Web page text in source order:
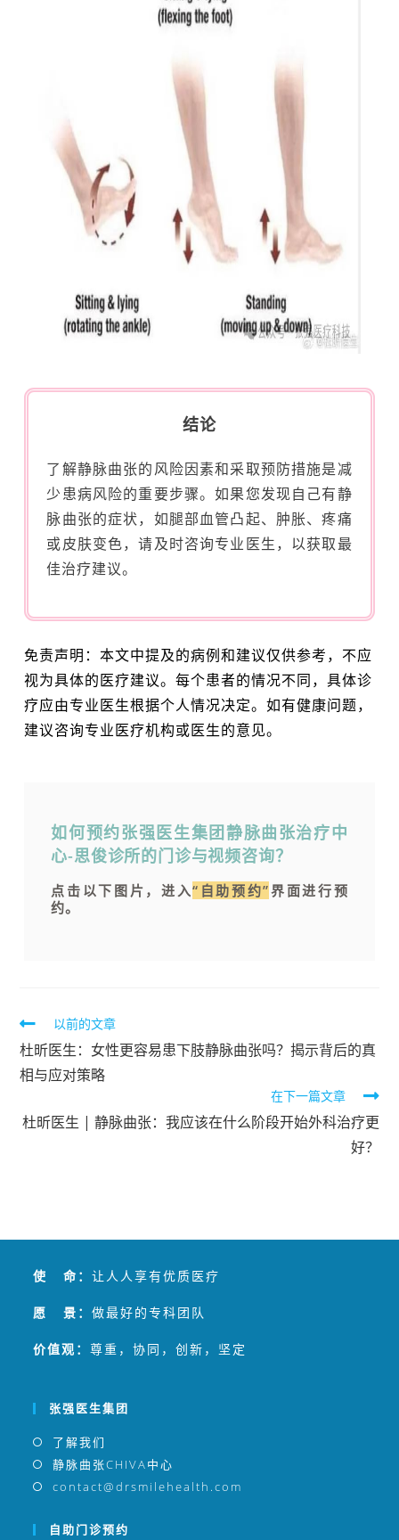
结论
了解静脉曲张的风险因素和采取预防措施是减
少患病风险的重要步骤。如果您发现自己有静
脉曲张的症状，如腿部血管凸起、肿胀、疼痛
或皮肤变色，请及时咨询专业医生，以获取最
佳治疗建议。
免责声明：本文中提及的病例和建议仅供参考，不应
视为具体的医疗建议。每个患者的情况不同，具体诊
疗应由专业医生根据个人情况决定。如有健康问题，
建议咨询专业医疗机构或医生的意见。
如何预约张强医生集团静脉曲张治疗中
心-思俊诊所的门诊与视频咨询？
点击以下图片，进入“自助预约”界面进行预
约。
以前的文章
杜昕医生：女性更容易患下肢静脉曲张吗？揭示背后的真
相与应对策略
在下一篇文章
杜昕医生 | 静脉曲张：我应该在什么阶段开始外科治疗更
好？
使 命：让人人享有优质医疗
愿 景：做最好的专科团队
价值观：尊重，协同，创新，坚定
张强医生集团
了解我们
静脉曲张CHIVA中心
contact@drsmilehealth.com
自助门诊预约